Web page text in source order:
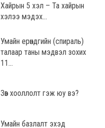
Хайрын 5 хэл – Та хайрын
хэлээ мэдэх...
Умайн ерөндгийн (спираль)
талаар таны мэдвэл зохих
11...
Зөв хооллолт гэж юу вэ?
Умайн базлалт эхэд